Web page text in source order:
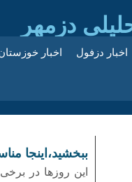
دزمهر
اخبار دزفول اخبار
ببخشید،اینجا
این روزها در